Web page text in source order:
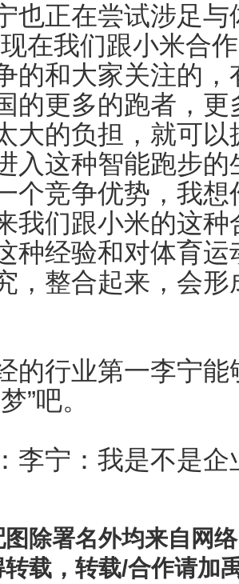
也正在尝试涉足
在我们跟小米合
的和大家关注的
的更多的跑者，
大的负担，就可
入这种智能跑步
个竞争优势，我
我们跟小米的这
种经验和对体育
，整合起来，会
的行业第一李宁
”吧。
李宁：我是不是
除署名外均来自网
转载，转载/合作请加